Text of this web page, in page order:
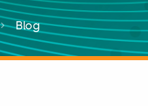
Blog